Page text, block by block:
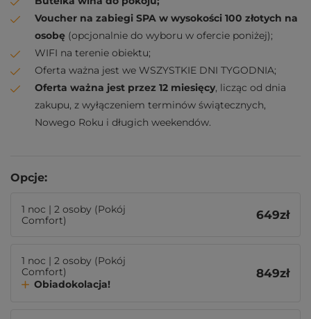
Voucher na zabiegi SPA w wysokości 100 złotych na
osobę (opcjonalnie do wyboru w ofercie poniżej);
WIFI na terenie obiektu;
Oferta ważna jest we WSZYSTKIE DNI TYGODNIA;
Oferta ważna jest przez 12 miesięcy, licząc od dnia
zakupu, z wyłączeniem terminów świątecznych,
Nowego Roku i długich weekendów.
Opcje:
1 noc | 2 osoby (Pokój
Comfort)
649zł
1 noc | 2 osoby (Pokój
Comfort)
Obiadokolacja!
849zł